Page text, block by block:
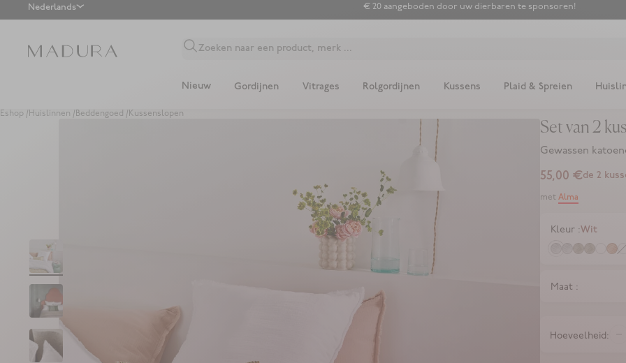
Overslaan naar inhoud
Nederlands € 20 aangeboden door uw dierbaren te sponsoren!
Zoeken naar een product, merk ...
Nieuw Gordijnen Vitrages Rolgordijnen Kussens Plaid & Spreien
Eshop /Huislinnen /Beddengoed /Kussenslopen
Set van 2
Gewassen
Translation
55,00 €de 2
metAlma
Kleur :Wit
Maat :
Hoeveelheid: